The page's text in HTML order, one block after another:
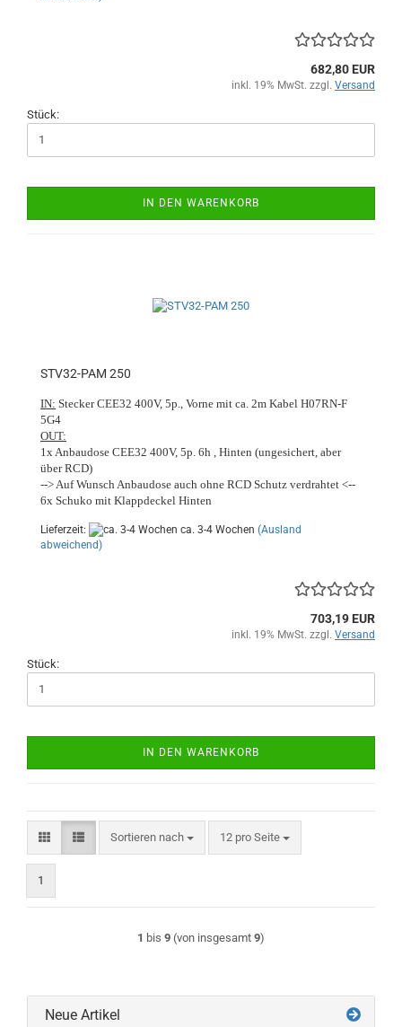
682,80 EUR
inkl. 19% MwSt. zzgl. Versand
Stück:
IN DEN WARENKORB
STV32-PAM 250
IN: Stecker CEE32 400V, 5p., Vorne mit ca. 2m Kabel H07RN-F
5G4
OUT:
1x Anbaudose CEE32 400V, 5p. 6h , Hinten (ungesichert, aber
über RCD)
--> Auf Wunsch Anbaudose auch ohne RCD Schutz verdrahtet <--
6x Schuko mit Klappdeckel Hinten
Lieferzeit: ca. 3-4 Wochen (Ausland
abweichend)
703,19 EUR
inkl. 19% MwSt. zzgl. Versand
Stück:
IN DEN WARENKORB
Sortieren nach
Sortieren nach 12 pro Seite
pro Seite
1
1 bis 9 (von insgesamt 9)
Neue Artikel